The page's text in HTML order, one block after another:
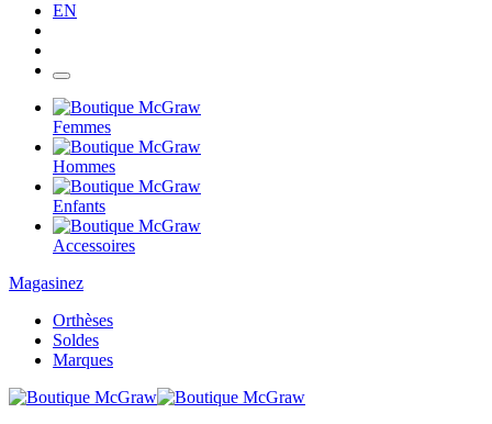
EN
Femmes
Hommes
Enfants
Accessoires
Magasinez
Orthèses
Soldes
Marques